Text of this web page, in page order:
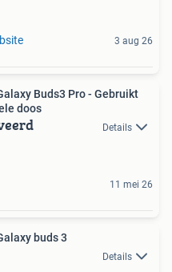
3 aug 26
Buds3 Pro - Gebruikt
doos
Details
11 mei 26
buds 3
Details